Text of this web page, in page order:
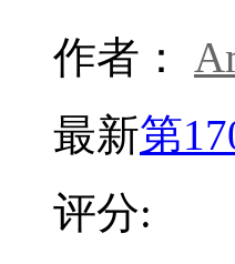
作者：
最新第
评分: